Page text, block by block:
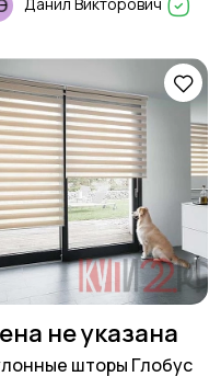
не указана
шторы Глобус